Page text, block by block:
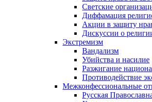
Светские
Диффамация
Акции в защиту
Дискуссии о
Экстремизм
Вандализм
Убийства и насилие
Разжигание
Противодействие
Межконфессиональные
Русская